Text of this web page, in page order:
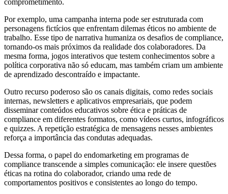
comprometimento.
Por exemplo, uma campanha interna pode ser estruturada com
personagens fictícios que enfrentam dilemas éticos no ambiente de
trabalho. Esse tipo de narrativa humaniza os desafios de compliance,
tornando-os mais próximos da realidade dos colaboradores. Da
mesma forma, jogos interativos que testem conhecimentos sobre a
política corporativa não só educam, mas também criam um ambiente
de aprendizado descontraído e impactante.
Outro recurso poderoso são os canais digitais, como redes sociais
internas, newsletters e aplicativos empresariais, que podem
disseminar conteúdos educativos sobre ética e práticas de
compliance em diferentes formatos, como vídeos curtos, infográficos
e quizzes. A repetição estratégica de mensagens nesses ambientes
reforça a importância das condutas adequadas.
Dessa forma, o papel do endomarketing em programas de
compliance transcende a simples comunicação: ele insere questões
éticas na rotina do colaborador, criando uma rede de
comportamentos positivos e consistentes ao longo do tempo.